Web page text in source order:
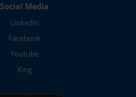
Social Media
LinkedIn
Facebook
Youtube
Xing